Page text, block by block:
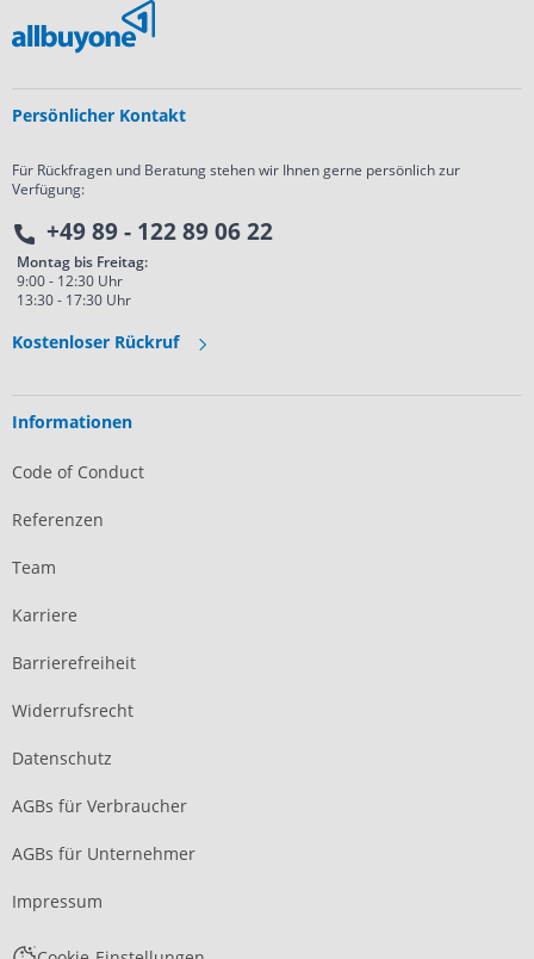
Persönlicher Kontakt
Für Rückfragen und Beratung stehen wir Ihnen gerne persönlich zur
Verfügung:
+49 89 - 122 89 06 22
Montag bis Freitag:
9:00 - 12:30 Uhr
13:30 - 17:30 Uhr
Kostenloser Rückruf
Informationen
Code of Conduct
Referenzen
Team
Karriere
Barrierefreiheit
Widerrufsrecht
Datenschutz
AGBs für Verbraucher
AGBs für Unternehmer
Impressum